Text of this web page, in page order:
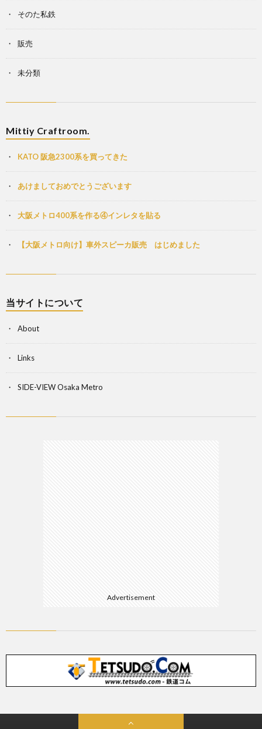
そのた私鉄
販売
未分類
Mittiy Craftroom.
KATO 阪急2300系を買ってきた
あけましておめでとうございます
大阪メトロ400系を作る④インレタを貼る
【大阪メトロ向け】車外スピーカ販売 はじめました
当サイトについて
About
Links
SIDE-VIEW Osaka Metro
Advertisement